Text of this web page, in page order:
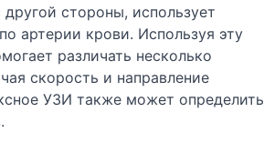
стороны, использует
артерии крови. Используя эту
различать несколько
скорость и направление
УЗИ также может определить